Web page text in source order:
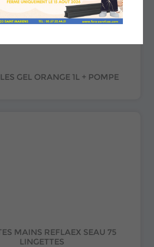
GEL ORANGE 1L + POMPE
MAINS REFLAEX SEAU 75
LINGETTES